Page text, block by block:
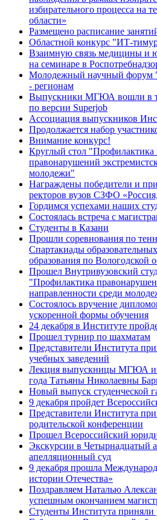
избирательного процесса на
области»
Размещено расписание
Областной конкурс "ИТ-
Взаимную связь медицины и
на семинаре в
Молодежный научный форум
- регионам
Выпускники МГЮА вошли в
по версии Superjob
Ассоциация выпускников
Продолжается набор
Внимание конкурс!
Круглый стол "Профилактика
правонарушений
молодежи"
Награждены победители и
ректоров вузов СЗФО
Гордимся успехами наших
Состоялась встреча с
Студенты в Казани
Прошли соревнования по
Спартакиады
образования по Вологодской
Прошел Внутривузовский
"Профилактика
направленности среди
Состоялось вручение
ускоренной формы обучения
24 декабря в Институте
Прошел турнир по шахматам
Представители Института
учебных заведений
Лекция выпускницы МГЮА
года Татьяны Николаевны
Новый выпуск студенческой
9 декабря пройдет
Представители Института
родительской конференции
Прошел Всероссийский
Экскурсии в Четырнадцатый
апелляционный суд
9 декабря прошла
истории Отечества»
Поздравляем Наталью
успешным окончанием
Студенты Института